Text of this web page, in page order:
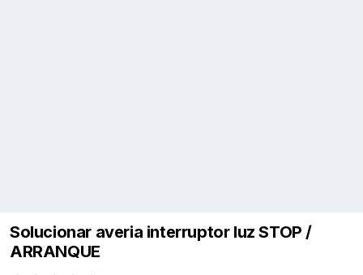
Solucionar averia interruptor luz STOP /
ARRANQUE